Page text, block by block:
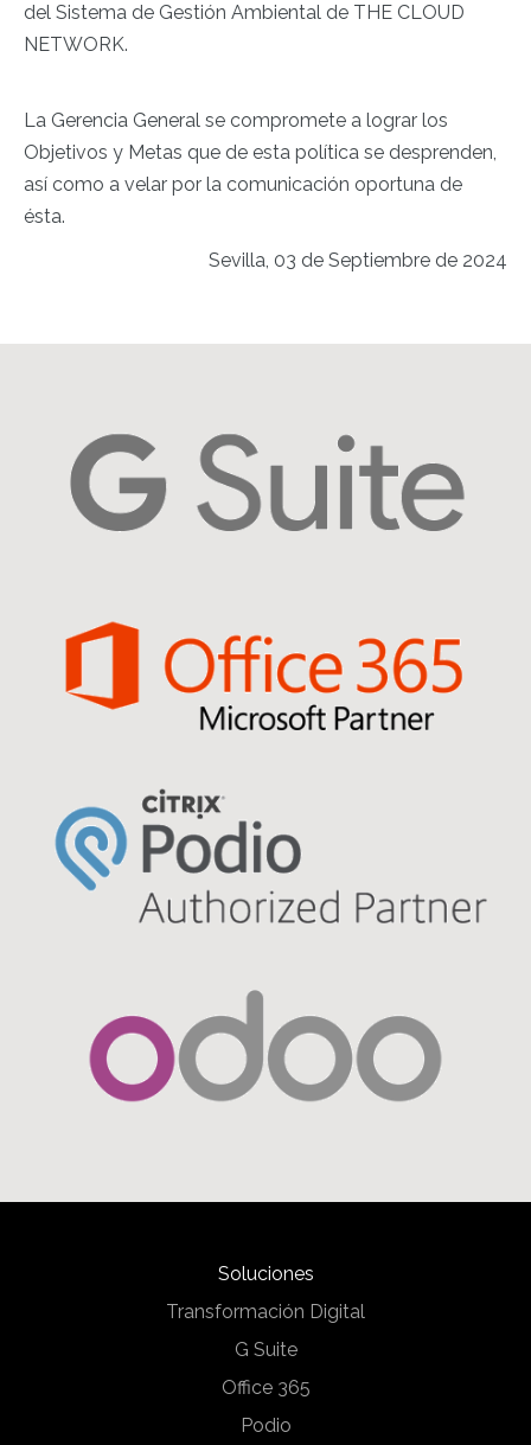
del Sistema de Gestión Ambiental de THE CLOUD
NETWORK.
La Gerencia General se compromete a lograr los
Objetivos y Metas que de esta política se desprenden,
así como a velar por la comunicación oportuna de
ésta.
Sevilla, 03 de Septiembre de 2024
Soluciones
Transformación Digital
G Suite
Office 365
Podio